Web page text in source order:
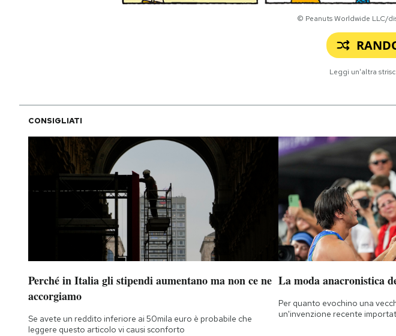
I MIEI PREFERITI
SHOP
CALENDARIO
AREA PERSONALE
Newsletter
Notifiche mobile
Regala il Post
Hai bisogno di aiuto?
© Peanuts Worldwide LLC/
Leggi un'altra
CONSIGLIATI
Perché in Italia gli stipendi aumentano ma non ce ne
accorgiamo
Se avete un reddito inferiore ai 50mila euro è probabile che
leggere questo articolo vi causi sconforto
La moda anacronistica
Per quanto evochino una
un'invenzione recente